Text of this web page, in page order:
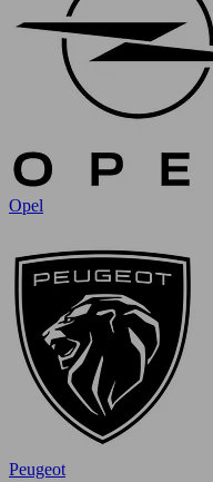
Opel
Peugeot